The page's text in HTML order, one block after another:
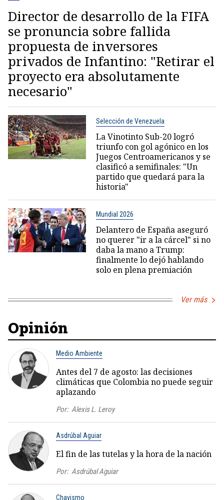
Director de desarrollo de la FIFA
se pronuncia sobre fallida
propuesta de inversores
privados de Infantino: "Retirar el
proyecto era absolutamente
necesario"
Selección de Venezuela
La Vinotinto Sub-20 logró
triunfo con gol agónico en los
Juegos Centroamericanos y se
clasificó a semifinales: "Un
partido que quedará para la
historia"
Mundial 2026
Delantero de España aseguró
no querer "ir a la cárcel" si no
daba la mano a Trump:
finalmente lo dejó hablando
solo en plena premiación
Ver más
Opinión
Medio Ambiente
Antes del 7 de agosto: las decisiones
climáticas que Colombia no puede seguir
aplazando
Por: Alexis L. Leroy
Asdrúbal Aguiar
El fin de las tutelas y la hora de la nación
Por: Asdrúbal Aguiar
Chavismo